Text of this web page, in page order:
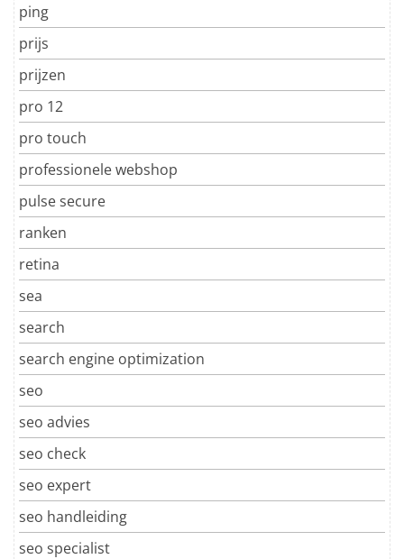
ping
prijs
prijzen
pro 12
pro touch
professionele webshop
pulse secure
ranken
retina
sea
search
search engine optimization
seo
seo advies
seo check
seo expert
seo handleiding
seo specialist